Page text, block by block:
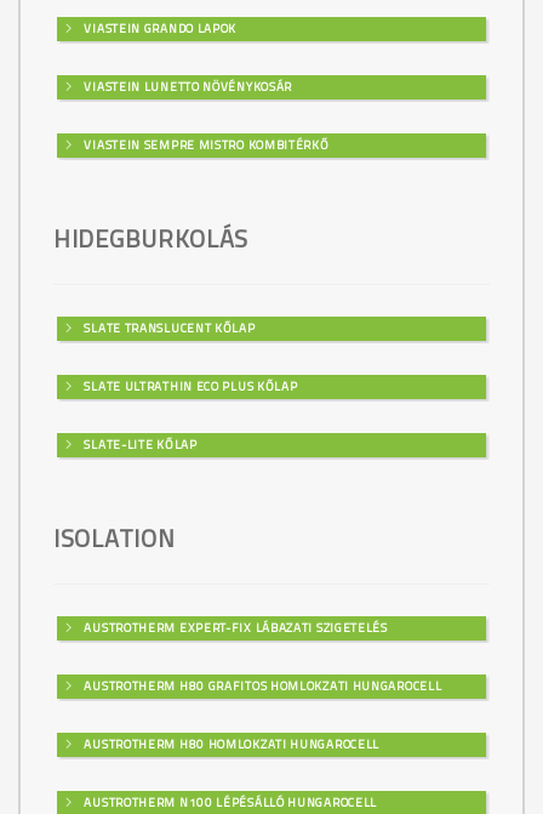
VIASTEIN GRANDO LAPOK
VIASTEIN LUNETTO NÖVÉNYKOSÁR
VIASTEIN SEMPRE MISTRO KOMBITÉRKŐ
HIDEGBURKOLÁS
SLATE TRANSLUCENT KŐLAP
SLATE ULTRATHIN ECO PLUS KŐLAP
SLATE-LITE KŐLAP
ISOLATION
AUSTROTHERM EXPERT-FIX LÁBAZATI SZIGETELÉS
AUSTROTHERM H80 GRAFITOS HOMLOKZATI HUNGAROCELL
AUSTROTHERM H80 HOMLOKZATI HUNGAROCELL
AUSTROTHERM N100 LÉPÉSÁLLÓ HUNGAROCELL